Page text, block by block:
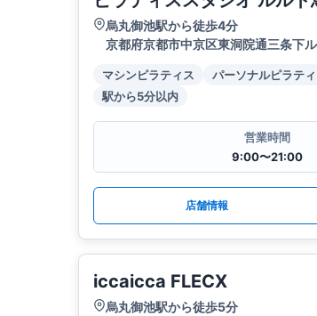
烏丸御池駅から徒歩4分
京都府京都市中京区東洞院通三条下
マシンピラティス パーソナルピラテ
駅から5分以内
営業時間
9:00〜21:00
店舗情報
iccaicca FLECX
烏丸御池駅から徒歩5分